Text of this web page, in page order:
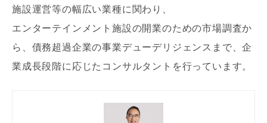
施設運営等の幅広い業種に関わり、
エンターテインメント施設の開業のための市場調査か
ら、債務超過企業の事業デューデリジェンスまで、企
業成長段階に応じたコンサルタントを行っています。